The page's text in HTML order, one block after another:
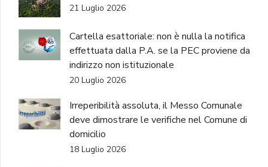
21 Luglio 2026
Cartella esattoriale: non è nulla la notifica
effettuata dalla P.A. se la PEC proviene da
indirizzo non istituzionale
20 Luglio 2026
Irreperibilità assoluta, il Messo Comunale
deve dimostrare le verifiche nel Comune di
domicilio
18 Luglio 2026